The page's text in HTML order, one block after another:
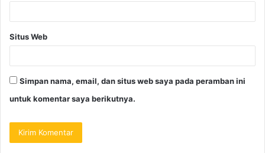
Situs Web
Simpan nama, email, dan situs web saya pada peramban ini
untuk komentar saya berikutnya.